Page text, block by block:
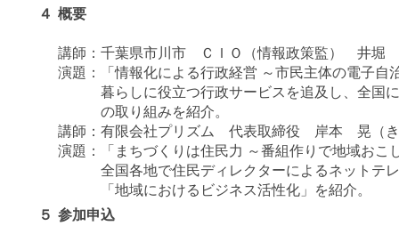
４ 概要
講師： 千葉県市川市 ＣＩＯ（情報政策監） 井堀
演題：
「情報化による行政経営 ～市民主体の電子自
暮らしに役立つ行政サービスを追及し、全国
の取り組みを紹介。
講師： 有限会社プリズム 代表取締役 岸本 晃（
演題：
「まちづくりは住民力 ～番組作りで地域お
全国各地で住民ディレクターによるネットテ
「地域におけるビジネス活性化」を紹介。
５ 参加申込